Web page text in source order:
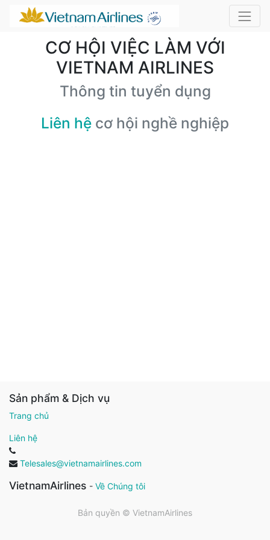
CƠ HỘI VIỆC LÀM VỚI
VIETNAM AIRLINES
Thông tin tuyển dụng
Liên hệ cơ hội nghề nghiệp
Sản phẩm & Dịch vụ
Trang chủ
Liên hệ
Telesales@vietnamairlines.com
VietnamAirlines - Về Chúng tôi
Bản quyền © VietnamAirlines